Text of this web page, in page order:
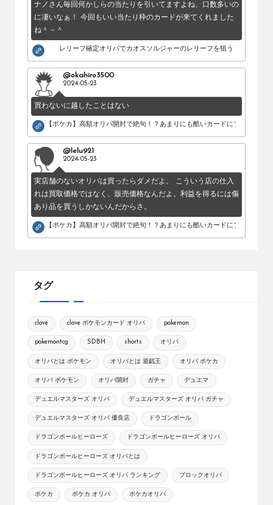
ナノさん毎回何かしらの当たりを引いてますよね、口数多いの
に凄いなぁ！ 今回もいい当たり枠のカードが来てくれました
ね＾－＾
レリーフ確定オリパでカオスソルジャーのレリーフを狙う！
@okahiro3500
2024-05-23
買わないに越したことはない
【ポケカ】高額オリパ開封で絶句！？あまりにも酷いカードにブチギレ。
@lelu921
2024-05-23
実店舗のないオリパは買ったらダメだよ。 こういう店の仕入
れは買取価格ではなく、販売価格なんだよ。利益を得るには傷
あり品を買うしかないんだからさ。
【ポケカ】高額オリパ開封で絶句！？あまりにも酷いカードにブチギレ。
タグ
clove clove ポケモンカード オリパ pokemon
pokemontcg SDBH shorts オリパ
オリパとは ポケモン オリパとは 遊戯王 オリパ ポケカ
オリパ ポケモン オリパ開封 ガチャ デュエマ
デュエルマスターズ オリパ デュエルマスターズ オリパ ガチャ
デュエルマスターズ オリパ 優良店 ドラゴンボール
ドラゴンボールヒーローズ ドラゴンボールヒーローズ オリパ
ドラゴンボールヒーローズ オリパとは
ドラゴンボールヒーローズ オリパ ランキング ブロックオリパ
ポケカ ポケカ オリパ ポケカオリパ